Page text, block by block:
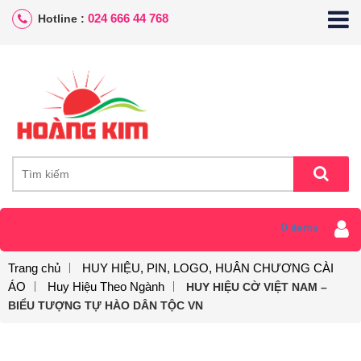
Hotline : 024 666 44 768
0 items
Trang chủ
HUY HIỆU, PIN, LOGO, HUÂN CHƯƠNG CÀI
ÁO
Huy Hiệu Theo Ngành
HUY HIỆU CỜ VIỆT NAM –
BIỂU TƯỢNG TỰ HÀO DÂN TỘC VN